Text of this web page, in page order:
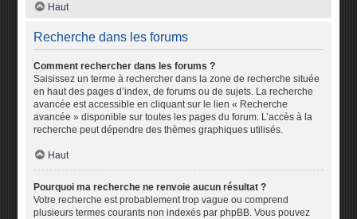
Haut
Recherche dans les forums
Comment rechercher dans les forums ?
Saisissez un terme à rechercher dans la zone de recherche située
en haut des pages d’index, de forums ou de sujets. La recherche
avancée est accessible en cliquant sur le lien « Recherche
avancée » disponible sur toutes les pages du forum. L’accès à la
recherche peut dépendre des thèmes graphiques utilisés.
Haut
Pourquoi ma recherche ne renvoie aucun résultat ?
Votre recherche est probablement trop vague ou comprend
plusieurs termes courants non indexés par phpBB. Vous pouvez